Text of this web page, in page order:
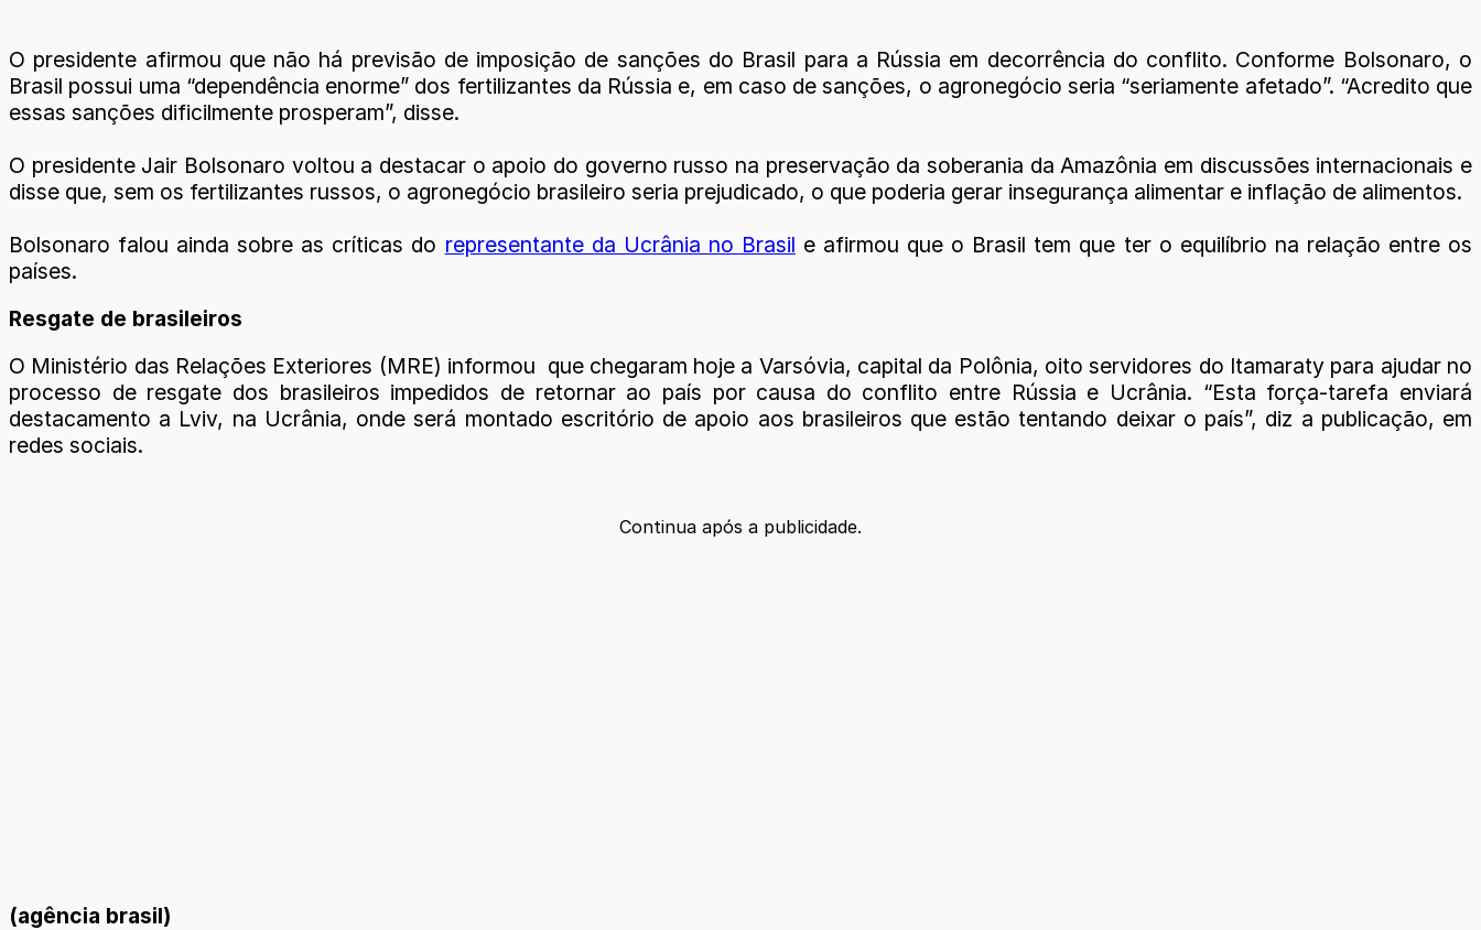
O presidente afirmou que não há previsão de imposição de sanções do Brasil para a Rússia em decorrência do conflito. Conforme Bolsonaro, o
Brasil possui uma “dependência enorme” dos fertilizantes da Rússia e, em caso de sanções, o agronegócio seria “seriamente afetado”. “Acredito que
essas sanções dificilmente prosperam”, disse.
O presidente Jair Bolsonaro voltou a destacar o apoio do governo russo na preservação da soberania da Amazônia em discussões internacionais e
disse que, sem os fertilizantes russos, o agronegócio brasileiro seria prejudicado, o que poderia gerar insegurança alimentar e inflação de alimentos.
Bolsonaro falou ainda sobre as críticas do representante da Ucrânia no Brasil e afirmou que o Brasil tem que ter o equilíbrio na relação entre os
países.
Resgate de brasileiros
O Ministério das Relações Exteriores (MRE) informou que chegaram hoje a Varsóvia, capital da Polônia, oito servidores do Itamaraty para ajudar no
processo de resgate dos brasileiros impedidos de retornar ao país por causa do conflito entre Rússia e Ucrânia. “Esta força-tarefa enviará
destacamento a Lviv, na Ucrânia, onde será montado escritório de apoio aos brasileiros que estão tentando deixar o país”, diz a publicação, em
redes sociais.
Continua após a publicidade.
(agência brasil)